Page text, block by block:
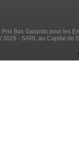
Bas Garantis pour les
2026 - SARL au Capital de